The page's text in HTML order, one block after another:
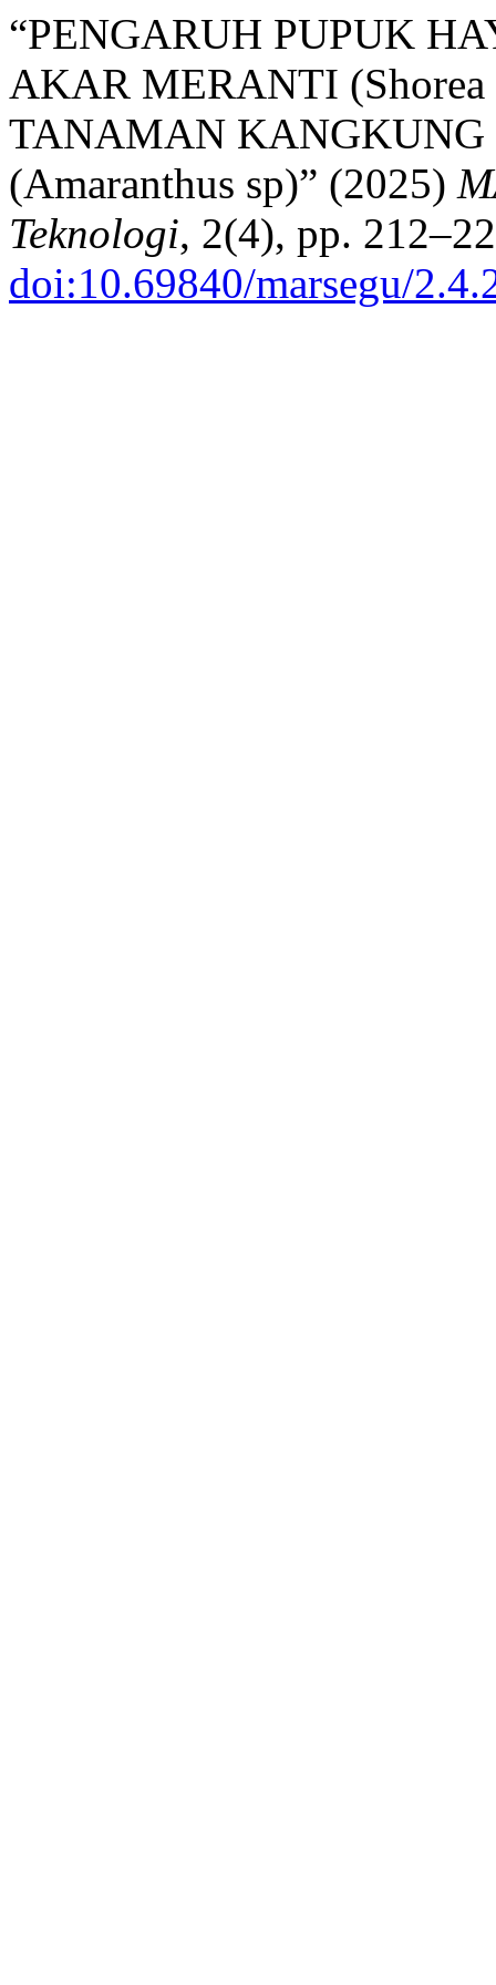
“PENGARUH PUPUK
AKAR MERANTI
TANAMAN KANGKUNG
(Amaranthus sp)” (2025)
Teknologi, 2(4), pp.
doi:10.69840/marsegu/